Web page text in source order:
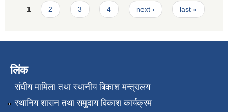
Pages
1 2 3 4 next › last »
लिंक
संघीय मामिला तथा स्थानीय बिकाश मन्त्रालय
स्थानिय शासन तथा समुदाय विकाश कार्यक्रम